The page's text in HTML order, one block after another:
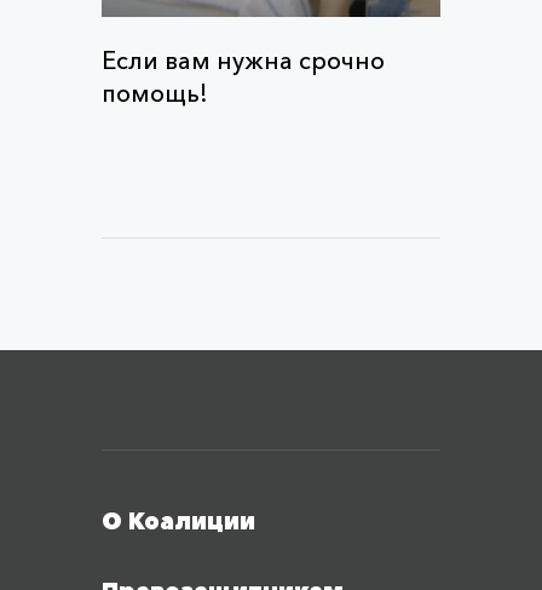
Если вам нужна срочно
помощь!
О Коалиции